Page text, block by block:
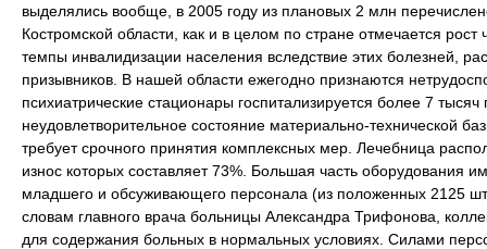
выделялись вообще, в 2005 году из плановых 2 млн
Костромской области, как и в целом по стране отмечается
темпы инвалидизации населения вследствие этих болезней,
призывников. В нашей области ежегодно признаются
психиатрические стационары госпитализируется более 7
неудовлетворительное состояние материально-технической
требует срочного принятия комплексных мер. Лечебница
износ которых составляет 73%. Большая часть оборудования
младшего и обсуживающего персонала (из положенных 2125
словам главного врача больницы Александра Трифонова,
для содержания больных в нормальных условиях. Силами